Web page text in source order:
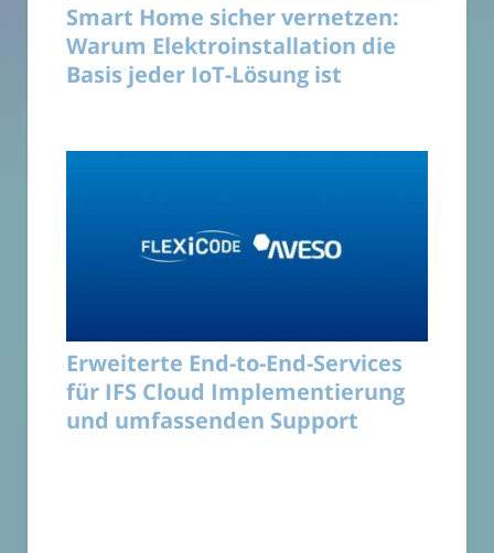
Smart Home sicher vernetzen:
Warum Elektroinstallation die
Basis jeder IoT-Lösung ist
Erweiterte End-to-End-Services
für IFS Cloud Implementierung
und umfassenden Support